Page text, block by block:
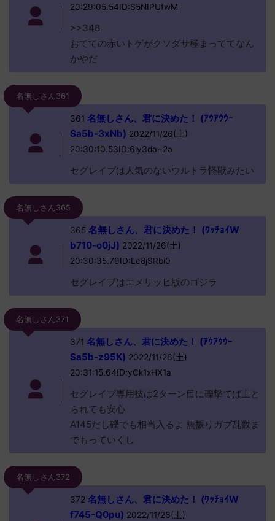
20:29:05.54ID:S5NIPUfwM
>>348
おてての赤いトゲがクソダサ極まっててなん
かやだ
名無しさん361
361 名無しさん、君に決めた！ (ｱｳｱｳｳｰ
Sa5b-3xNb) 2022/11/26(土)
20:30:10.53ID:6ly3da+2a
セグレイブは人気のないウルトラ怪獣みたい
名無しさん365
365名無しさん、君に決めた！ (ﾜｯﾁｮｲW
b710-o0jJ) 2022/11/26(土)
20:30:35.79ID:Lc8jSRbi0
セグレイブはエメリッヒ版のゴジラ
名無しさん371
371 名無しさん、君に決めた！ (ｱｳｱｳｳｰ
Sa5b-z95K) 2022/11/26(土)
20:31:15.64ID:yCk1xHX1a
セグレイブ専用技は2ターン目に礫撃てば上と
られても安心
A145だし礫でも相当入るよ 無振りガブ乱数ま
でもっていくし
名無しさん372
372 名無しさん、君に決めた！ (ﾜｯﾁｮｲW
f745-Q0pu) 2022/11/26(土)